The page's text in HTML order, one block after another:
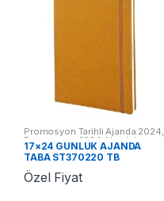
Promosyon Tarihli Ajanda 2024,
Promosyon 2024 Ajandalar
17×24 GÜNLÜK AJANDA
TABA ST370220 TB
Özel Fiyat